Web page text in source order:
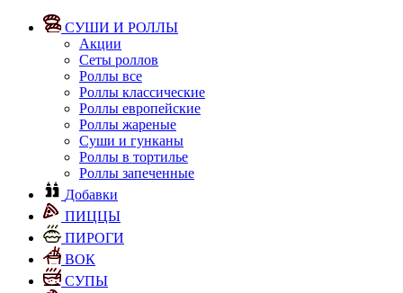
СУШИ И РОЛЛЫ
Акции
Сеты роллов
Роллы все
Роллы классические
Роллы европейские
Роллы жареные
Суши и гунканы
Роллы в тортилье
Роллы запеченные
Добавки
ПИЦЦЫ
ПИРОГИ
ВОК
СУПЫ